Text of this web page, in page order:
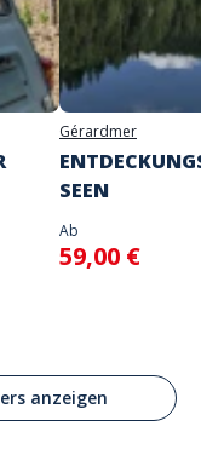
Gérardmer
SEEN
Ab
59,00 €
anzeigen